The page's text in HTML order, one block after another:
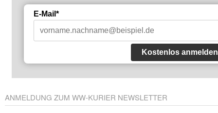
E-Mail*
Kostenlos anmelden
ANMELDUNG ZUM WW-KURIER NEWSLETTER